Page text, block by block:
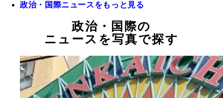
政治・国際ニュースをもっと見る
政治・国際の
ニュースを写真で探す